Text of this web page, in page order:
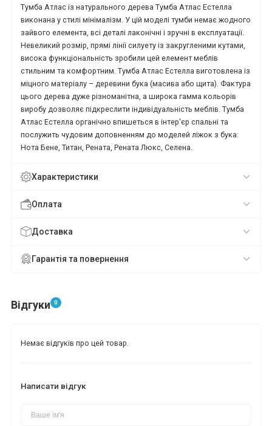
Тумба Атлас із натурального дерева Тумба Атлас Естелла
виконана у стилі мінімалізм. У цій моделі тумби немає жодного
зайвого елемента, всі деталі лаконічні і зручні в експлуатації.
Невеликий розмір, прямі лінії силуету із закругленими кутами,
висока функціональність зробили цей елемент меблів
стильним та комфортним. Тумба Атлас Естелла виготовлена ​​із
міцного матеріалу – деревини бука (масива або щита). Фактура
цього дерева дуже різноманітна, а широка гамма кольорів
виробу дозволяє підкреслити індивідуальність меблів. Тумба
Атлас Естелла органічно впишеться в інтер'єр спальні та
послужить чудовим доповненням до моделей ліжок з бука:
Нота Бене, Титан, Рената, Рената Люкс, Селена.
Характеристики
Оплата
Доставка
Гарантія та повернення
Відгуки 0
Немає відгуків про цей товар.
Написати відгук